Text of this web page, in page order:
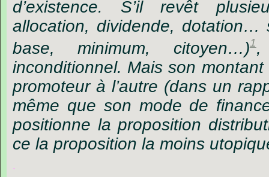
d’existence. S’il revêt
allocation, dividende, dotation…
base, minimum, citoyen…)1,
inconditionnel. Mais son montant
promoteur à l’autre (dans un
même que son mode de
positionne la proposition
ce la proposition la moins
.